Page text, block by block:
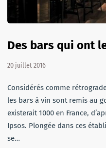
Des bars qui ont
20 juillet 2016
Considérés comme
les bars à vin sont remis au
existerait 1000 en France,
Ipsos. Plongée dans ces
se…